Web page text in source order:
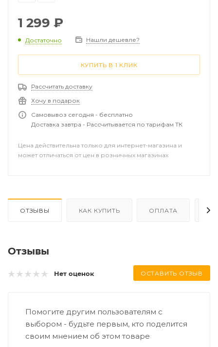
1 299 ₽
Достаточно Нашли дешевле?
КУПИТЬ В 1 КЛИК
Рассчитать доставку
Хочу в подарок
Самовывоз сегодня - бесплатно
Доставка завтра - Рассчитывается по тарифам ТК
Цена действительна только для интернет-магазина и
может отличаться от цен в розничных магазинах
ОТЗЫВЫ КАК КУПИТЬ ОПЛАТА
Отзывы
Нет оценок ОСТАВИТЬ ОТЗЫВ
Помогите другим пользователям с
выбором - будьте первым, кто поделится
своим мнением об этом товаре